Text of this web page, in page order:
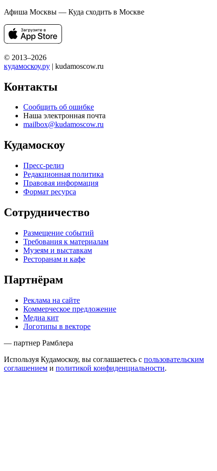
Афиша Москвы — Куда сходить в Москве
© 2013–2026
кудамоскоу.ру | kudamoscow.ru
Контакты
Сообщить об ошибке
Наша электронная почта
mailbox@kudamoscow.ru
Кудамоскоу
Пресс-релиз
Редакционная политика
Правовая информация
Формат ресурса
Сотрудничество
Размещение событий
Требования к материалам
Музеям и выставкам
Ресторанам и кафе
Партнёрам
Реклама на сайте
Коммерческое предложение
Медиа кит
Логотипы в векторе
— партнер Рамблера
Используя Кудамоскоу, вы соглашаетесь с пользовательским
соглашением и политикой конфиденциальности.